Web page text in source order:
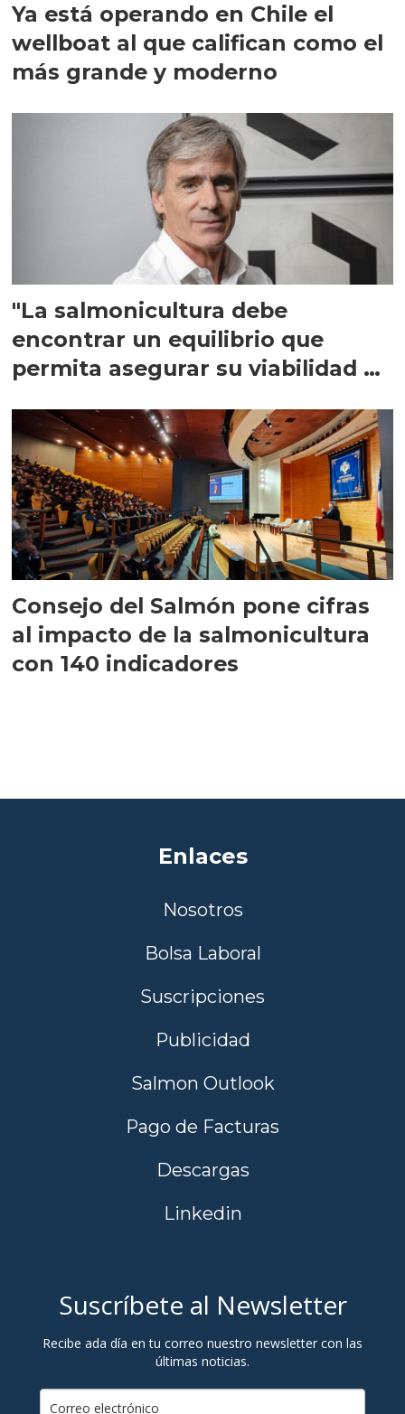
Ya está operando en Chile el
wellboat al que califican como el
más grande y moderno
"La salmonicultura debe
encontrar un equilibrio que
permita asegurar su viabilidad de
Consejo del Salmón pone cifras
al impacto de la salmonicultura
con 140 indicadores
Enlaces
Nosotros
Bolsa Laboral
Suscripciones
Publicidad
Salmon Outlook
Pago de Facturas
Descargas
Linkedin
Suscríbete al Newsletter
Recibe ada día en tu correo nuestro newsletter con las
últimas noticias.